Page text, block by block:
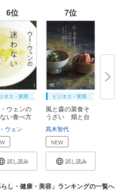
6位
ネス・実用
ウェンの
い食べ方
ウェン
試し読み
7位
ビジネス・実用
風と森の菜食そ
うざい 畑と台
髙木智代
NEW
試し読み
し・健康・美容」ランキングの一覧へ